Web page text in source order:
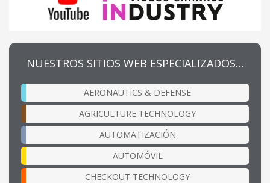
NUESTROS SITIOS WEB ESPECIALIZADOS…
AERONAUTICS & DEFENSE
AGRICULTURE TECHNOLOGY
AUTOMATIZACIÓN
AUTOMÓVIL
CHECKOUT TECHNOLOGY